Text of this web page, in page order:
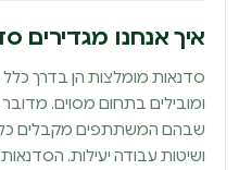
איך אנחנו מגדירים
סדנאות מומלצות הן בדרך כלל
ומובילים בתחום מסוים.
שבהם המשתתפים מקבלים
ושיטות עבודה יעילות.